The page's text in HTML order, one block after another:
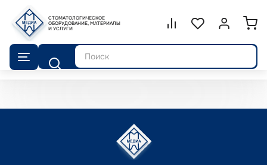
СТОМАТОЛОГИЧЕСКОЕ
ОБОРУДОВАНИЕ, МАТЕРИАЛЫ
И УСЛУГИ
Сравнение.
СписокВойти или
Поиск